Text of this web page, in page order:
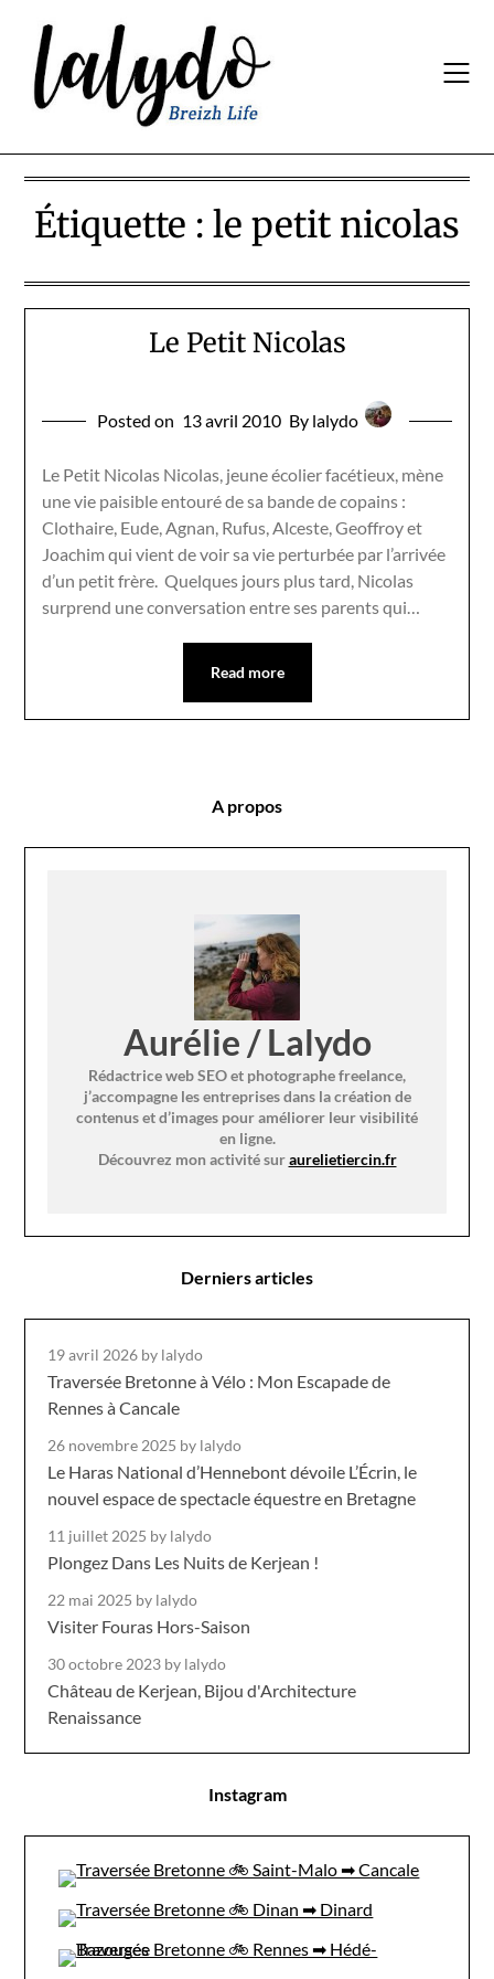
content
Étiquette : le petit nicolas
Le Petit Nicolas
Posted on 13 avril 2010 By lalydo
Le Petit Nicolas Nicolas, jeune écolier facétieux, mène
une vie paisible entouré de sa bande de copains :
Clothaire, Eude, Agnan, Rufus, Alceste, Geoffroy et
Joachim qui vient de voir sa vie perturbée par l’arrivée
d’un petit frère. Quelques jours plus tard, Nicolas
surprend une conversation entre ses parents qui…
Read more
A propos
Aurélie / Lalydo
Rédactrice web SEO et photographe freelance,
j’accompagne les entreprises dans la création de
contenus et d’images pour améliorer leur visibilité
en ligne.
Découvrez mon activité suraurelietiercin.fr
Derniers articles
19 avril 2026 by lalydo
Traversée Bretonne à Vélo : Mon Escapade de
Rennes à Cancale
26 novembre 2025 by lalydo
Le Haras National d’Hennebont dévoile L’Écrin, le
nouvel espace de spectacle équestre en Bretagne
11 juillet 2025 by lalydo
Plongez Dans Les Nuits de Kerjean !
22 mai 2025 by lalydo
Visiter Fouras Hors-Saison
30 octobre 2023 by lalydo
Château de Kerjean, Bijou d'Architecture
Renaissance
Instagram